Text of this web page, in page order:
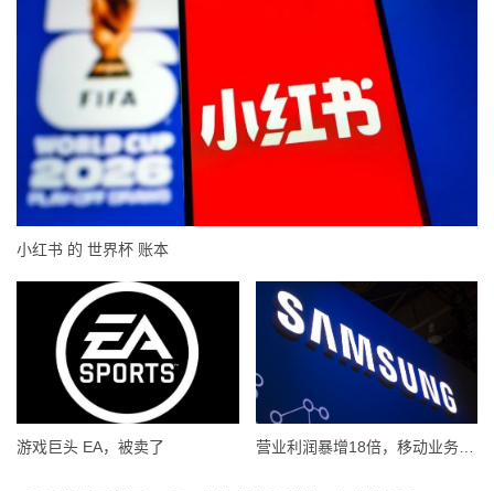
小红书 的 世界杯 账本
游戏巨头 EA，被卖了 营业利润暴增18倍，移动业务却亏4.85亿美元：三星 AI红利的另一面